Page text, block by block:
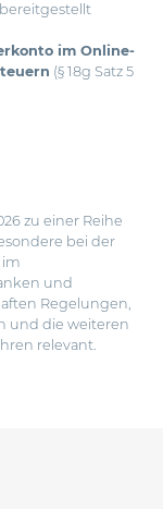
bereitgestellt
im Online-
(§ 18g Satz 5
zu einer Reihe
bei der
im
und
Regelungen,
und die weiteren
relevant.